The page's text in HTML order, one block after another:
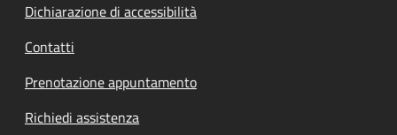
Dichiarazione di accessibilità
Contatti
Prenotazione appuntamento
Richiedi assistenza